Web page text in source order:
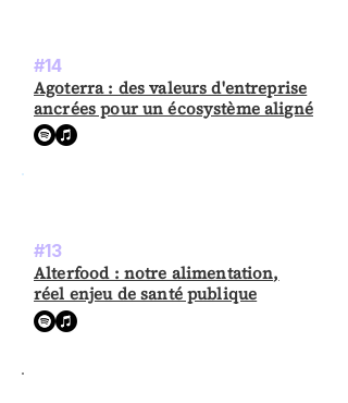
#14
Agoterra : des valeurs d'entreprise
ancrées pour un écosystème aligné
#13
Alterfood : notre alimentation,
réel enjeu de santé publique